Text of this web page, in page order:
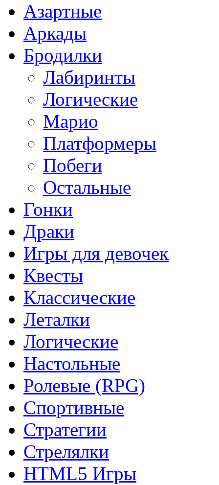
Азартные
Аркады
Бродилки
Лабиринты
Логические
Марио
Платформеры
Побеги
Остальные
Гонки
Драки
Игры для девочек
Квесты
Классические
Леталки
Логические
Настольные
Ролевые (RPG)
Спортивные
Стратегии
Стрелялки
HTML5 Игры